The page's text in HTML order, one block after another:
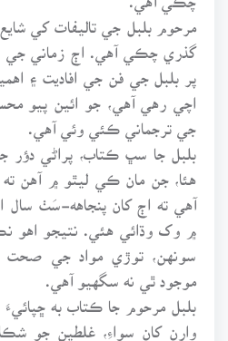
مرحوم بلبل جي تاليفات کي
گذري چڪي آهي. اڄ زماني جي
پر بلبل جي فن جي افاديت ۽
اچي رهي آهي، جو ائين پيو
جي ترجماني ڪئي وئي آهي.
بلبل جا سڀ ڪتاب، پراڻي دؤر
هئا، جن مان ڪي ليٿو ۾ آهن
آهي ته اڄ کان پنجاهه-سَٺ سال
۾ وک وڌائي هئي. نتيجو اهو
سونهن، توڙي مواد جي صحت
موجود ٿي نه سگهيو آهي.
بلبل مرحوم جا ڪتاب به
وارن کان سواءِ، غلطين جو